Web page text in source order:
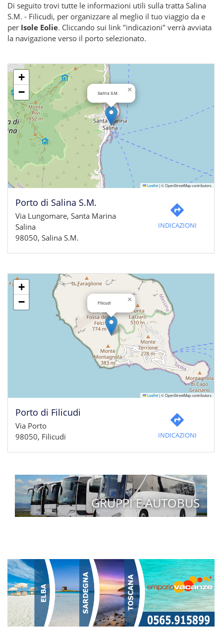
Di seguito trovi tutte le informazioni utili sulla tratta Salina
S.M. - Filicudi, per organizzare al meglio il tuo viaggio da e
per Isole Eolie. Cliccando sui link "indicazioni" verrà avviata
la navigazione verso il porto selezionato.
Salina S.M. ×
+
−
Leaflet|© OpenStreetMap contributors
Porto di Salina S.M.
Via Lungomare, Santa Marina
Salina
98050, Salina S.M.
INDICAZIONI
Filicudi ×
+
−
Leaflet|© OpenStreetMap contributors
Porto di Filicudi
Via Porto
98050, Filicudi
INDICAZIONI
GRUPPI E AUTOBUS